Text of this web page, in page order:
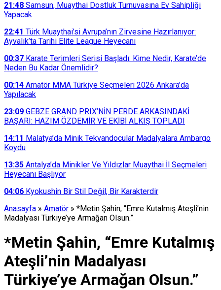
21:48 Samsun, Muaythai Dostluk Turnuvasına Ev Sahipliği
Yapacak
22:41 Türk Muaythai’si Avrupa’nın Zirvesine Hazırlanıyor:
Ayvalık’ta Tarihi Elite League Heyecanı
00:37 Karate Terimleri Serisi Başladı: Kime Nedir, Karate’de
Neden Bu Kadar Önemlidir?
00:14 Amatör MMA Türkiye Seçmeleri 2026 Ankara’da
Yapılacak
23:09 GEBZE GRAND PRIX’NİN PERDE ARKASINDAKİ
BAŞARI: HAZIM ÖZDEMİR VE EKİBİ ALKIŞ TOPLADI
14:11 Malatya’da Minik Tekvandocular Madalyalara Ambargo
Koydu
13:35 Antalya’da Minikler Ve Yıldızlar Muaythai İl Seçmeleri
Heyecanı Başlıyor
04:06 Kyokushin Bir Stil Değil, Bir Karakterdir
Anasayfa » Amatör » *Metin Şahin, “Emre Kutalmış Ateşli’nin
Madalyası Türkiye’ye Armağan Olsun.”
*Metin Şahin, “Emre Kutalmış
Ateşli’nin Madalyası
Türkiye’ye Armağan Olsun.”